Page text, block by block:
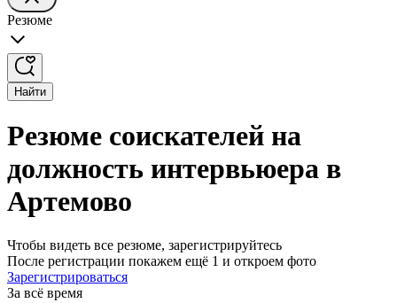
Резюме
Найти
Резюме соискателей на
должность интервьюера в
Артемово
Чтобы видеть все резюме, зарегистрируйтесь
После регистрации покажем ещё 1 и откроем фото
Зарегистрироваться
За всё время